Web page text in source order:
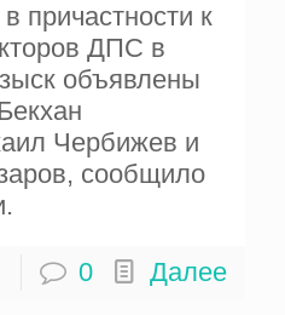
причастности к
ДПС в
объявлены
Чербижев и
сообщило
0 Далее